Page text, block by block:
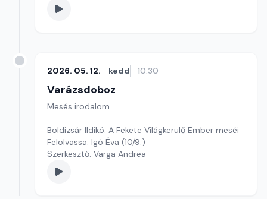
2026. 05. 12. kedd 10:30
Varázsdoboz
Mesés irodalom
Boldizsár Ildikó: A Fekete Világkerülő Ember meséi
Felolvassa: Igó Éva (10/9.)
Szerkesztő: Varga Andrea